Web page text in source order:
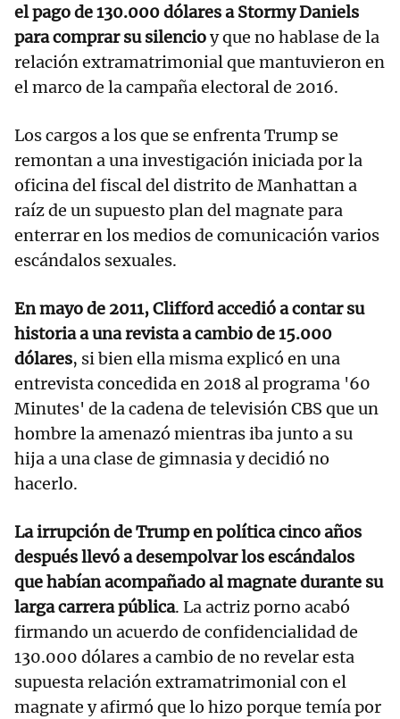
el pago de 130.000 dólares a Stormy Daniels
para comprar su silencioy que no hablase de la
relación extramatrimonial que mantuvieron en
el marco de la campaña electoral de 2016.
Los cargos a los que se enfrenta Trump se
remontan a una investigación iniciada por la
oficina del fiscal del distrito de Manhattan a
raíz de un supuesto plan del magnate para
enterrar en los medios de comunicación varios
escándalos sexuales.
En mayo de 2011, Clifford accedió a contar su
historia a una revista a cambio de 15.000
dólares, si bien ella misma explicó en una
entrevista concedida en 2018 al programa '60
Minutes' de la cadena de televisión CBS que un
hombre la amenazó mientras iba junto a su
hija a una clase de gimnasia y decidió no
hacerlo.
La irrupción de Trump en política cinco años
después llevó a desempolvar los escándalos
que habían acompañado al magnate durante su
larga carrera pública. La actriz porno acabó
firmando un acuerdo de confidencialidad de
130.000 dólares a cambio de no revelar esta
supuesta relación extramatrimonial con el
magnate y afirmó que lo hizo porque temía por